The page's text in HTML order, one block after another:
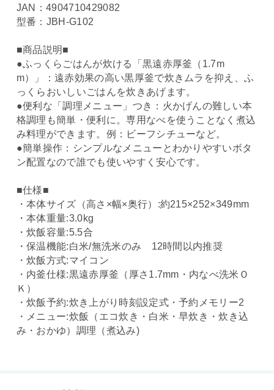
JAN：4904710429082
型番：JBH-G102
■商品説明■
●ふっくらごはんが炊ける「黒遠赤厚釜（1.7m
m）」：遠赤効果の高い黒厚釜で炊きムラを抑え、ふ
っくらおいしいごはんを炊きあげます。
●便利な「調理メニュー」つき：火かげんの難しい本
格調理も簡単・便利に。専用なべを使うことなく煮込
み料理ができます。例：ビーフシチューなど。
●簡単操作：シンプルなメニューとわかりやすいボタ
ン配置なので誰でも使いやすく安心です。
■仕様■
・本体サイズ（高さ×幅×奥行）:約215×252×349mm
・本体重量:3.0kg
・炊飯容量:5.5合
・保温機能:白米/無洗米のみ 12時間以内推奨
・炊飯方式:マイコン
・内釜仕様:黒遠赤厚釜（厚さ1.7mm・内なべ洗米Ｏ
Ｋ）
・炊飯予約:炊き上がり時刻設定式・予約メモリー2
・メニュー:炊飯（エコ炊き・白米・早炊き・炊き込
み・おかゆ）調理（煮込み)